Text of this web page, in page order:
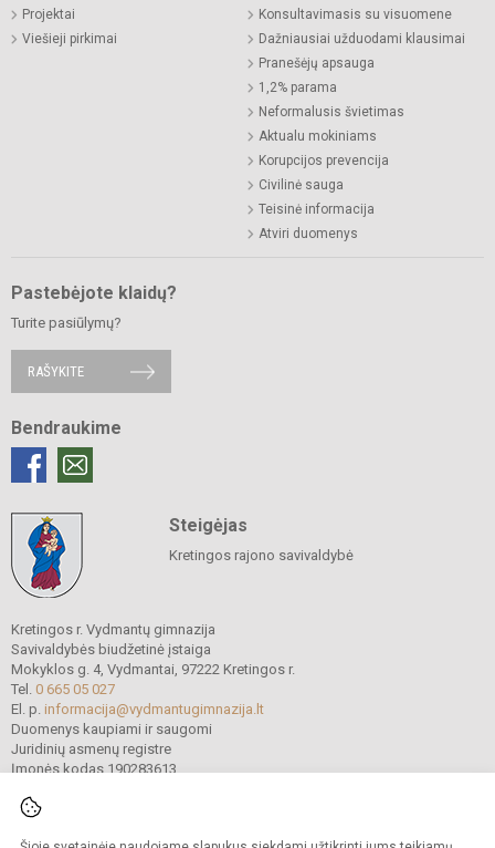
Projektai
Viešieji pirkimai
Konsultavimasis su visuomene
Dažniausiai užduodami klausimai
Pranešėjų apsauga
1,2% parama
Neformalusis švietimas
Aktualu mokiniams
Korupcijos prevencija
Civilinė sauga
Teisinė informacija
Atviri duomenys
Pastebėjote klaidų?
Turite pasiūlymų?
RAŠYKITE
Bendraukime
Steigėjas
Kretingos rajono savivaldybė
Kretingos r. Vydmantų gimnazija
Savivaldybės biudžetinė įstaiga
Mokyklos g. 4, Vydmantai, 97222 Kretingos r.
Tel. 0 665 05 027
El. p. informacija@vydmantugimnazija.lt
Duomenys kaupiami ir saugomi
Juridinių asmenų registre
Įmonės kodas 190283613